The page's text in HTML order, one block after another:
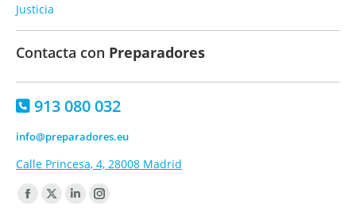
Justicia
Contacta con Preparadores
913 080 032
info@preparadores.eu
Calle Princesa, 4, 28008 Madrid
Encuéntranos en:
Facebook
X
LinkedinInstagram